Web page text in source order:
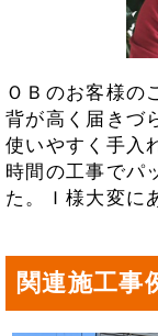
ＯＢのお客様の
背が高く届きづ
使いやすく手入
時間の工事でパ
た。Ｉ様大変に
関連施工事